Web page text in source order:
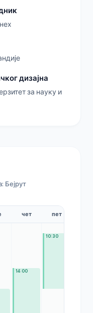
дизајна
за науку и
Бејрут
чет
14:00
пет
10:30